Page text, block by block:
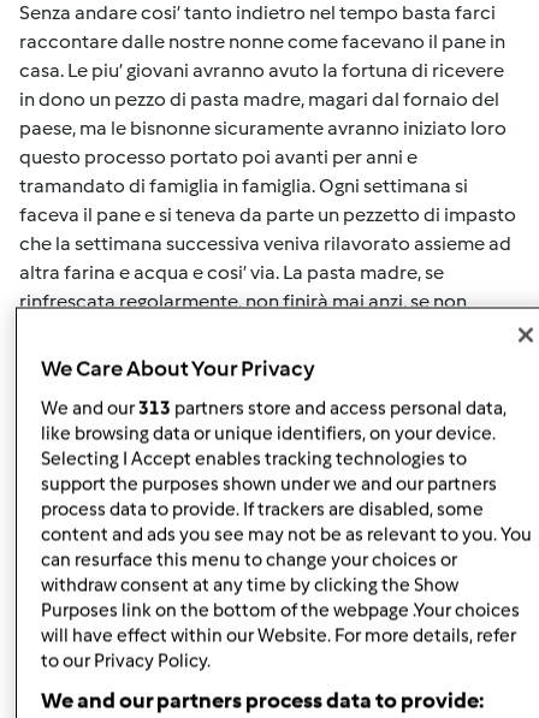
Senza andare cosi’ tanto indietro nel tempo basta farci
raccontare dalle nostre nonne come facevano il pane in
casa. Le piu’ giovani avranno avuto la fortuna di ricevere
in dono un pezzo di pasta madre, magari dal fornaio del
paese, ma le bisnonne sicuramente avranno iniziato loro
questo processo portato poi avanti per anni e
tramandato di famiglia in famiglia. Ogni settimana si
faceva il pane e si teneva da parte un pezzetto di impasto
che la settimana successiva veniva rilavorato assieme ad
altra farina e acqua e cosi’ via. La pasta madre, se
rinfrescata regolarmente, non finirà mai anzi, se non
di impasto.
A differenza del lievito di birra la pasta madre richiede
tempi di lievitazione piu’ lunghi ma come risultato avremo
un prodotto piu’ digeribile, dal sapore piu’ intenso e che si
conserverà piu’ a lungo.
Molte preparazioni richiedono l’impiego del lievito
naturale, anche quelle dolci quali il panettone, il pandoro,
la colomba, ecc. che se preparate con il lievito di birra,
avranno un sapore ed un risultato assolutamente diversi.
Ma veniamo ora al lato pratico, siete pronte per iniziare
quest’avventura assieme?
We Care About Your Privacy
We and our313 partners store and access personal data,
like browsing data or unique identifiers, on your device.
Selecting I Accept enables tracking technologies to
support the purposes shown under we and our partners
process data to provide. If trackers are disabled, some
content and ads you see may not be as relevant to you. You
can resurface this menu to change your choices or
withdraw consent at any time by clicking the Show
Purposes link on the bottom of the webpage .Your choices
will have effect within our Website. For more details, refer
to our Privacy Policy.
We and our partners process data to provide: